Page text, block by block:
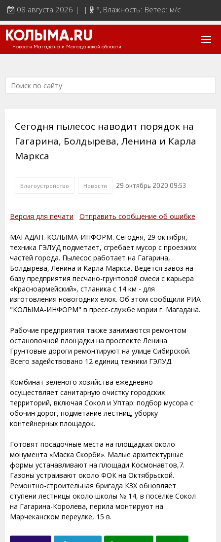
08 августа 2026 | | °, Влажность: Ветер: м/с
КОЛЫМА.RU
Новости Магадана и Магаданской области
Сегодня пылесос наводит порядок на
Гагарина, Болдырева, Ленина и Карла
Маркса
Благоустройство Новости 29 октябрь 2020 09:53
Версия для печати Отправить сообщение об ошибке
МАГАДАН. КОЛЫМА-ИНФОРМ. Сегодня, 29 октября,
техника ГЭЛУД подметает, сгребает мусор с проезжих
частей города. Пылесос работает на Гагарина,
Болдырева, Ленина и Карла Маркса. Ведется завоз на
базу предприятия песчано-грунтовой смеси с карьера
«Красноармейский», стланика с 14 км - для
изготовления новогодних елок. Об этом сообщили РИА
"КОЛЫМА-ИНФОРМ" в пресс-службе мэрии г. Магадана.
Рабочие предприятия также занимаются ремонтом
остановочной площадки на проспекте Ленина.
Грунтовые дороги ремонтируют на улице Сибирской.
Всего задействовано 12 единиц техники ГЭЛУД.
Комбинат зеленого хозяйства ежедневно
осуществляет санитарную очистку городских
территорий, включая Сокол и Уптар: подбор мусора с
обочин дорог, подметание лестниц, уборку
контейнерных площадок.
Готовят посадочные места на площадках около
монумента «Маска Скорби». Малые архитектурные
формы устанавливают на площади Космонавтов,7.
Газоны устраивают около ФОК на Октябрьской.
Ремонтно-строительная бригада КЗХ обновляет
ступени лестницы около школы № 14, в посёлке Сокол
на Гагарина-Королева, перила монтируют на
Марчеканском переулке, 15 в.